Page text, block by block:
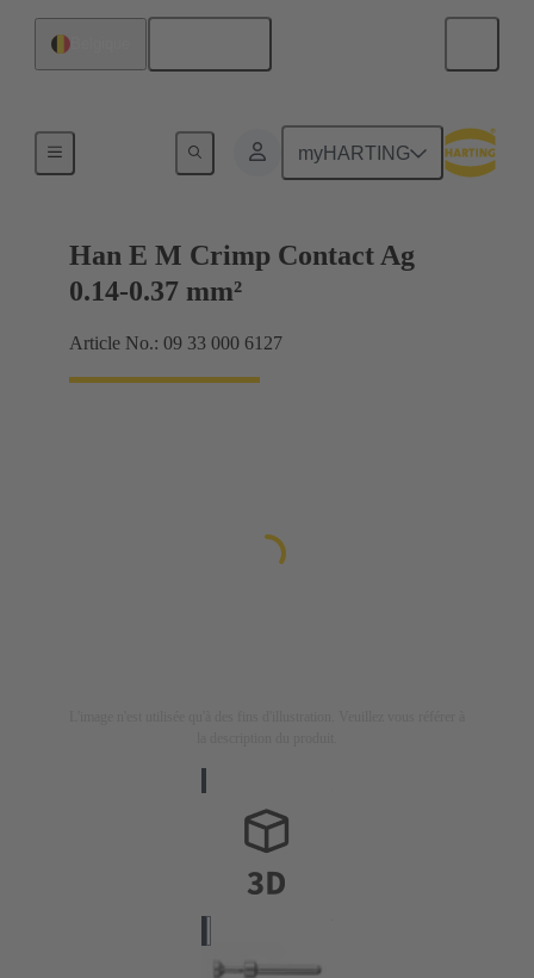
myHARTING
Han E M Crimp Contact Ag
0.14-0.37 mm²
Article No.: 09 33 000 6127